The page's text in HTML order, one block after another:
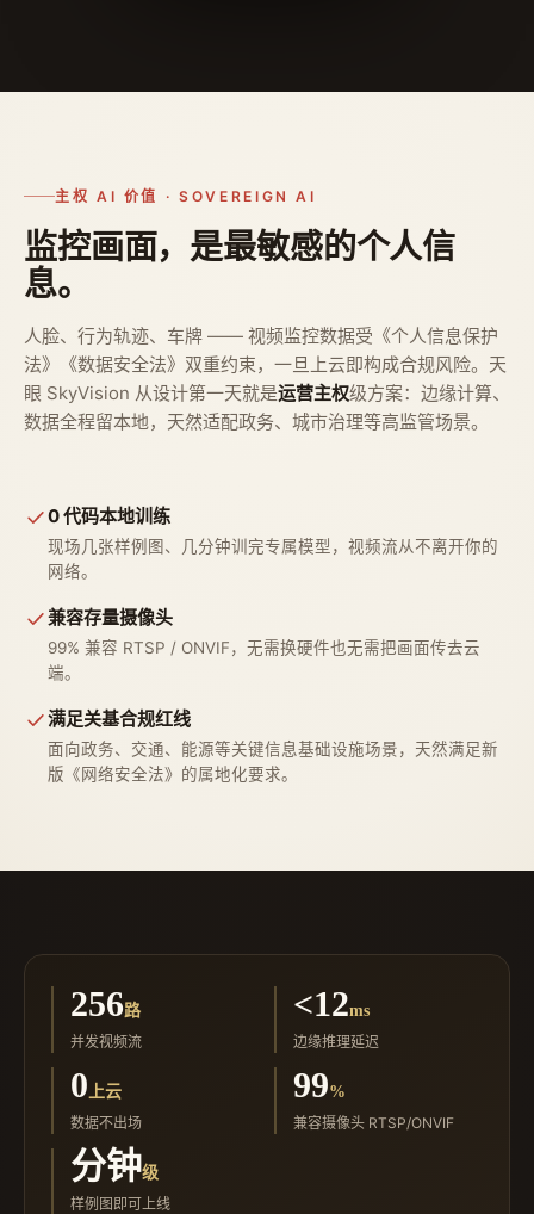
主权 AI 价值 · SOVEREIGN AI
监控画面，是最敏感的个人信
息。
人脸、行为轨迹、车牌 —— 视频监控数据受《个人信息保护
法》《数据安全法》双重约束，一旦上云即构成合规风险。天
眼 SkyVision 从设计第一天就是运营主权级方案：边缘计算、
数据全程留本地，天然适配政务、城市治理等高监管场景。
0 代码本地训练
现场几张样例图、几分钟训完专属模型，视频流从不离开你的
网络。
兼容存量摄像头
99% 兼容 RTSP / ONVIF，无需换硬件也无需把画面传去云
端。
满足关基合规红线
面向政务、交通、能源等关键信息基础设施场景，天然满足新
版《网络安全法》的属地化要求。
256路
并发视频流
<12ms
边缘推理延迟
0 上云
数据不出场
99%
兼容摄像头 RTSP/ONVIF
分钟级
样例图即可上线